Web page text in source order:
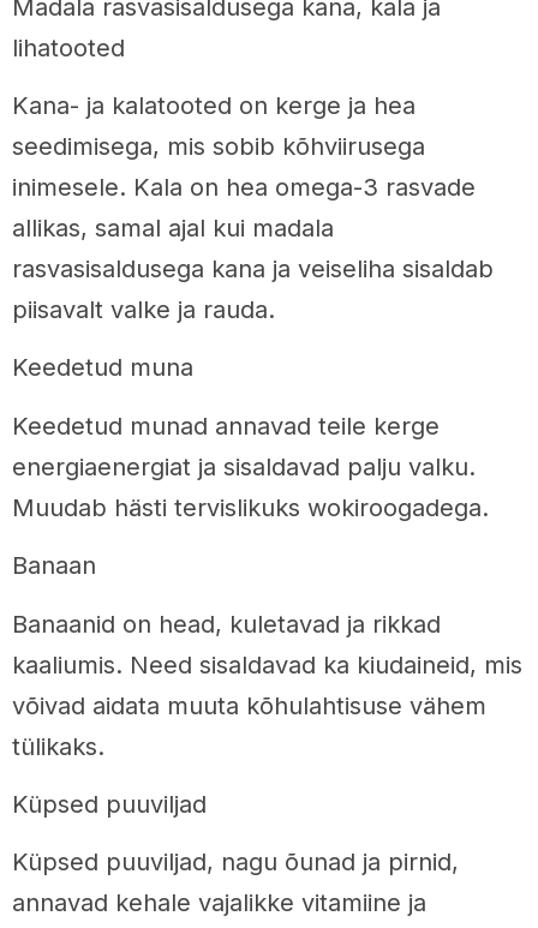
Madala rasvasisaldusega kana, kala ja
lihatooted
Kana- ja kalatooted on kerge ja hea
seedimisega, mis sobib kõhviirusega
inimesele. Kala on hea omega-3 rasvade
allikas, samal ajal kui madala
rasvasisaldusega kana ja veiseliha sisaldab
piisavalt valke ja rauda.
Keedetud muna
Keedetud munad annavad teile kerge
energiaenergiat ja sisaldavad palju valku.
Muudab hästi tervislikuks wokiroogadega.
Banaan
Banaanid on head, kuletavad ja rikkad
kaaliumis. Need sisaldavad ka kiudaineid, mis
võivad aidata muuta kõhulahtisuse vähem
tülikaks.
Küpsed puuviljad
Küpsed puuviljad, nagu õunad ja pirnid,
annavad kehale vajalikke vitamiine ja